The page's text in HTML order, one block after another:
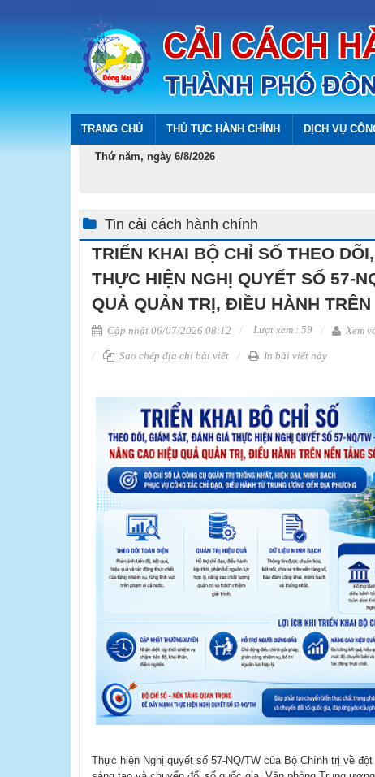
TRANG CHỦ THỦ TỤC HÀNH CHÍNH DỊCH VỤ
Thứ năm, ngày 6/8/2026
Tin cải cách hành chính
TRIỂN KHAI BỘ CHỈ SỐ THEO
THỰC HIỆN NGHỊ QUYẾT SỐ 57-
QUẢ QUẢN TRỊ, ĐIỀU HÀNH
Cập nhật 06/07/2026 08:12 Lượt xem : 59 Xem
Sao chép địa chỉ bài viết In bài viết này
Thực hiện Nghị quyết số 57-NQ/TW của Bộ Chính trị về